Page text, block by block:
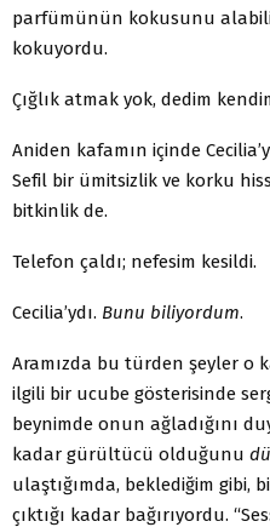
parfümünün kokusunu
kokuyordu.
Çığlık atmak yok, dedim
Aniden kafamın içinde
Sefil bir ümitsizlik ve korku
bitkinlik de.
Telefon çaldı; nefesim kesildi.
Cecilia’ydı. Bunu biliyordum.
Aramızda bu türden şeyler o
ilgili bir ucube gösterisinde
beynimde onun ağladığını
kadar gürültücü olduğunu
ulaştığımda, beklediğim gibi,
çıktığı kadar bağırıyordu.